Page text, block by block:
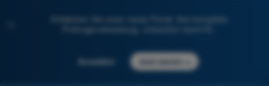
Entdecken Sie unser neues Portal: Ihre komplette
Prüfungsvorbereitung, unterstützt durch KI.
Anmelden Jetzt starten